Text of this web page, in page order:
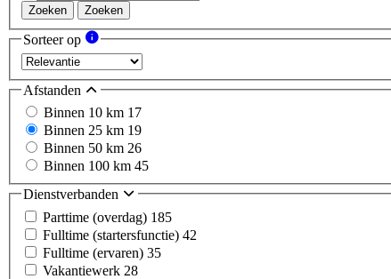
Zoeken Zoeken
Sorteer op
Afstanden
Binnen 10 km 17
Binnen 25 km 19
Binnen 50 km 26
Binnen 100 km 45
Dienstverbanden
Parttime (overdag) 185
Fulltime (startersfunctie) 42
Fulltime (ervaren) 35
Vakantiewerk 28